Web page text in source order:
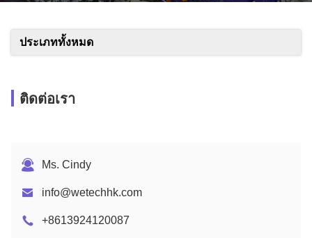
ประเภททั้งหมด
ติดต่อเรา
Ms. Cindy
info@wetechhk.com
+8613924120087